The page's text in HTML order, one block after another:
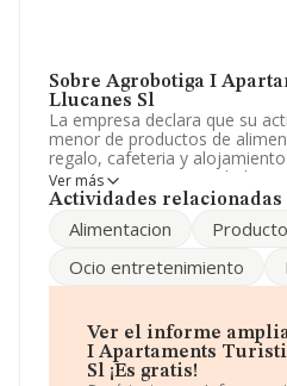
Sobre Agrobotiga I
Llucanes Sl
La empresa declara que su
menor de productos de
regalo, cafeteria y
empresa es una Sociedad
'Alojamientos turísticos y
exportación.
La plantilla permanece igual y
información disponible en
sector.
Dentro del ranking de
Ver más
Actividades relacionadas
Alimentacion
Ocio entretenimiento
Ver el informe
I Apartaments
Sl ¡Es gratis!